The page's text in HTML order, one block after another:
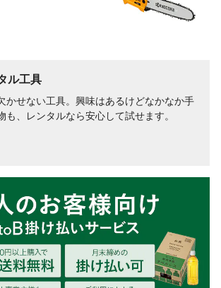
ル工具
かせない工具。興味はあるけどなかなか手
も、レンタルなら安心して試せます。